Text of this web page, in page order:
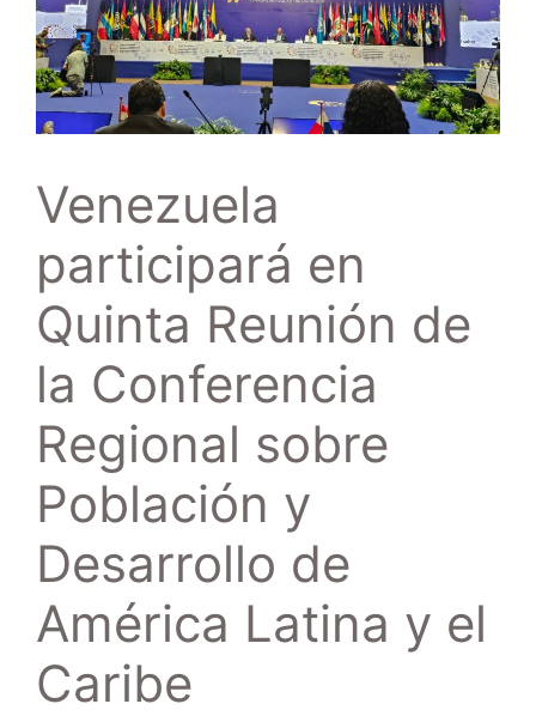
Venezuela
participará en
Quinta Reunión de
la Conferencia
Regional sobre
Población y
Desarrollo de
América Latina y el
Caribe